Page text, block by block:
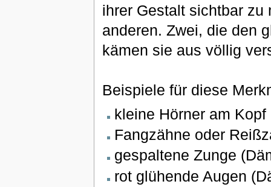
ihrer Gestalt sichtbar zu
anderen. Zwei, die den
kämen sie aus völlig
Beispiele für diese
kleine Hörner am
Fangzähne oder
gespaltene Zunge
rot glühende Augen